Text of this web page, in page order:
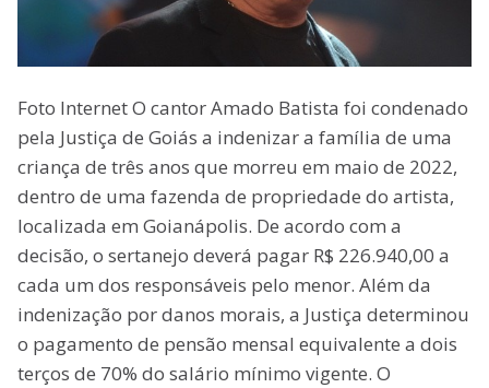
Foto Internet O cantor Amado Batista foi condenado
pela Justiça de Goiás a indenizar a família de uma
criança de três anos que morreu em maio de 2022,
dentro de uma fazenda de propriedade do artista,
localizada em Goianápolis. De acordo com a
decisão, o sertanejo deverá pagar R$ 226.940,00 a
cada um dos responsáveis pelo menor. Além da
indenização por danos morais, a Justiça determinou
o pagamento de pensão mensal equivalente a dois
terços de 70% do salário mínimo vigente. O